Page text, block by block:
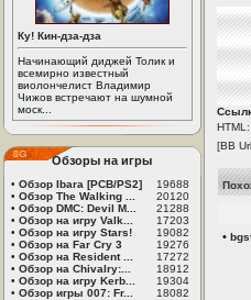
Ку! Кин-дза-дза
Начинающий диджей Толик и
всемирно известный
виолончелист Владимир
Чижов встречают на шумной
моск...
Обзоры на игры
• Обзор Ibara [PCB/PS2]
19688
• Обзор The Walking ...
20120
• Обзор DMC: Devil M...
21288
• Обзор на игру Valk...
17203
• Обзор на игру Stars!
19082
• Обзор на Far Cry 3
19276
• Обзор на Resident ...
17272
• Обзор на Chivalry:...
18912
• Обзор на игру Kerb...
19304
• Обзор игры 007: Fr... 18082
HTML:
[BB
•